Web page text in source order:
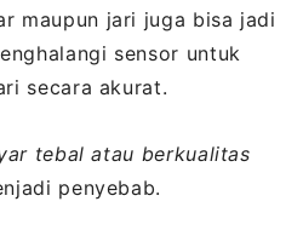
maupun jari juga bisa jadi
sensor untuk
secara akurat.
tebal atau berkualitas
penyebab.